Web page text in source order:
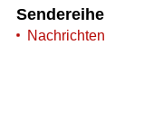
Sendereihe
Nachrichten